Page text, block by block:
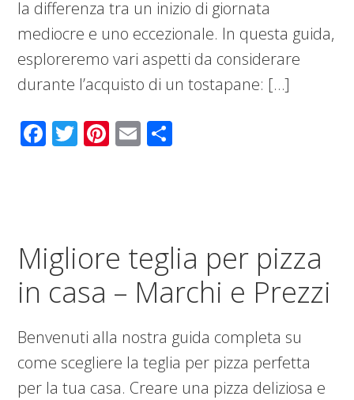
la differenza tra un inizio di giornata
mediocre e uno eccezionale. In questa guida,
esploreremo vari aspetti da considerare
durante l’acquisto di un tostapane: […]
Facebook
Twitter
Pinterest
Email
Migliore teglia per pizza
in casa – Marchi e Prezzi
Benvenuti alla nostra guida completa su
come scegliere la teglia per pizza perfetta
per la tua casa. Creare una pizza deliziosa e